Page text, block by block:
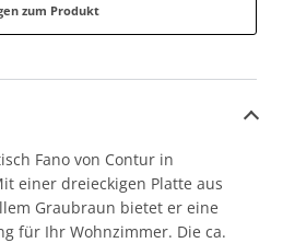
zum Produkt
Fano von Contur in
einer dreieckigen Platte aus
Graubraun bietet er eine
für Ihr Wohnzimmer. Die ca.